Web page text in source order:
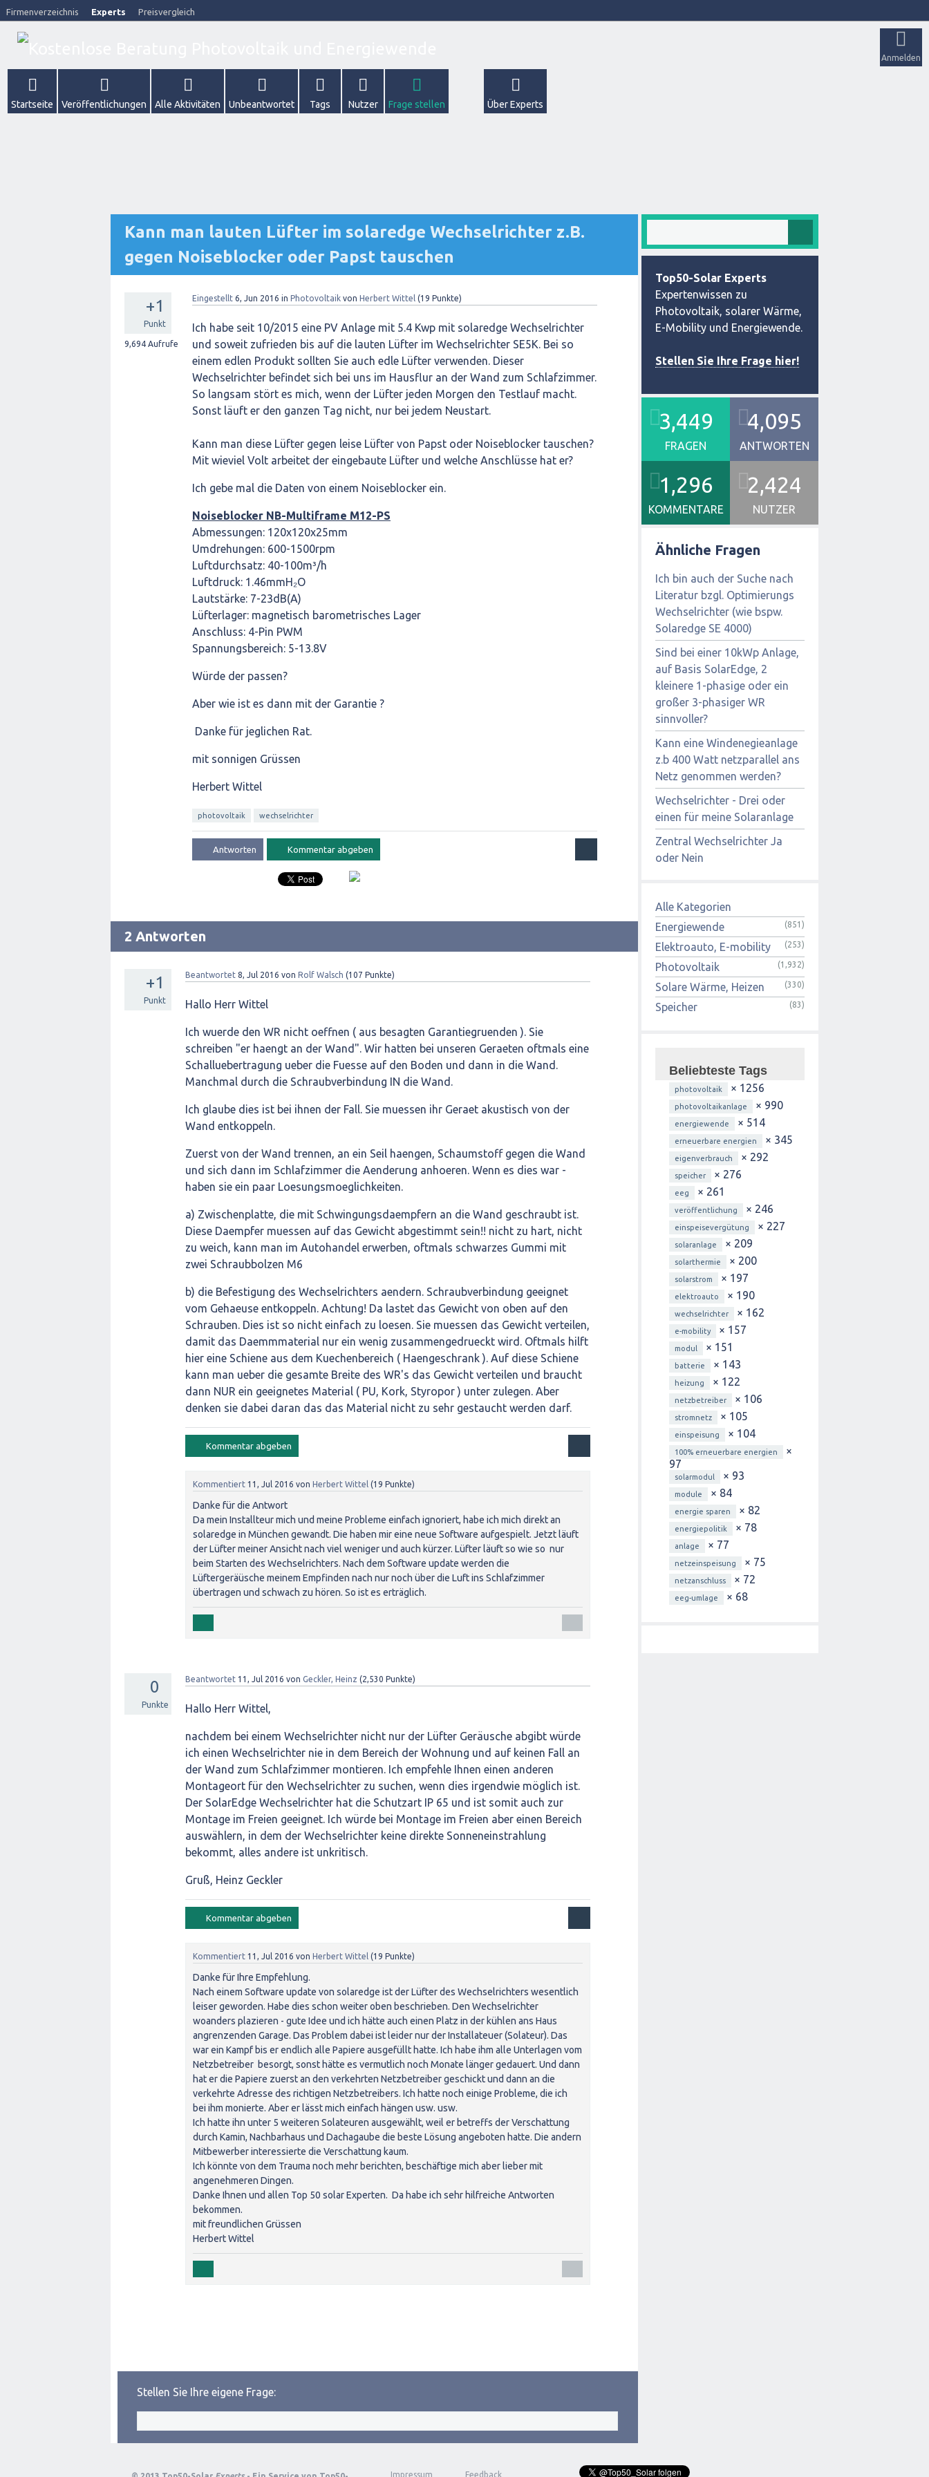
Firmenverzeichnis Experts Preisvergleich
Anmelden
Startseite Veröffentlichungen Alle Aktivitäten Unbeantwortet Tags Nutzer Frage stellen Über Experts
Kann man lauten Lüfter im solaredge Wechselrichter z.B.
gegen Noiseblocker oder Papst tauschen
+1
Punkt
9,694 Aufrufe
Eingestellt 6, Jun 2016 in Photovoltaik von Herbert Wittel (19 Punkte)
Ich habe seit 10/2015 eine PV Anlage mit 5.4 Kwp mit solaredge Wechselrichter
und soweit zufrieden bis auf die lauten Lüfter im Wechselrichter SE5K. Bei so
einem edlen Produkt sollten Sie auch edle Lüfter verwenden. Dieser
Wechselrichter befindet sich bei uns im Hausflur an der Wand zum Schlafzimmer.
So langsam stört es mich, wenn der Lüfter jeden Morgen den Testlauf macht.
Sonst läuft er den ganzen Tag nicht, nur bei jedem Neustart.
Kann man diese Lüfter gegen leise Lüfter von Papst oder Noiseblocker tauschen?
Mit wieviel Volt arbeitet der eingebaute Lüfter und welche Anschlüsse hat er?
Ich gebe mal die Daten von einem Noiseblocker ein.
Noiseblocker NB-Multiframe M12-PS
Abmessungen: 120x120x25mm
Umdrehungen: 600-1500rpm
Luftdurchsatz: 40-100m³/h
Luftdruck: 1.46mmH₂O
Lautstärke: 7-23dB(A)
Lüfterlager: magnetisch barometrisches Lager
Anschluss: 4-Pin PWM
Spannungsbereich: 5-13.8V
Würde der passen?
Aber wie ist es dann mit der Garantie ?
Danke für jeglichen Rat.
mit sonnigen Grüssen
Herbert Wittel
photovoltaik wechselrichter
2 Antworten
+1
Punkt
Beantwortet 8, Jul 2016 von Rolf Walsch (107 Punkte)
Hallo Herr Wittel
Ich wuerde den WR nicht oeffnen ( aus besagten Garantiegruenden ). Sie
schreiben "er haengt an der Wand". Wir hatten bei unseren Geraeten oftmals eine
Schalluebertragung ueber die Fuesse auf den Boden und dann in die Wand.
Manchmal durch die Schraubverbindung IN die Wand.
Ich glaube dies ist bei ihnen der Fall. Sie muessen ihr Geraet akustisch von der
Wand entkoppeln.
Zuerst von der Wand trennen, an ein Seil haengen, Schaumstoff gegen die Wand
und sich dann im Schlafzimmer die Aenderung anhoeren. Wenn es dies war -
haben sie ein paar Loesungsmoeglichkeiten.
a) Zwischenplatte, die mit Schwingungsdaempfern an die Wand geschraubt ist.
Diese Daempfer muessen auf das Gewicht abgestimmt sein!! nicht zu hart, nicht
zu weich, kann man im Autohandel erwerben, oftmals schwarzes Gummi mit
zwei Schraubbolzen M6
b) die Befestigung des Wechselrichters aendern. Schraubverbindung geeignet
vom Gehaeuse entkoppeln. Achtung! Da lastet das Gewicht von oben auf den
Schrauben. Dies ist so nicht einfach zu loesen. Sie muessen das Gewicht verteilen,
damit das Daemmmaterial nur ein wenig zusammengedrueckt wird. Oftmals hilft
hier eine Schiene aus dem Kuechenbereich ( Haengeschrank ). Auf diese Schiene
kann man ueber die gesamte Breite des WR's das Gewicht verteilen und braucht
dann NUR ein geeignetes Material ( PU, Kork, Styropor ) unter zulegen. Aber
denken sie dabei daran das das Material nicht zu sehr gestaucht werden darf.
Kommentiert 11, Jul 2016 von Herbert Wittel (19 Punkte)
Danke für die Antwort
Da mein Installteur mich und meine Probleme einfach ignoriert, habe ich mich direkt an
solaredge in München gewandt. Die haben mir eine neue Software aufgespielt. Jetzt läuft
der Lüfter meiner Ansicht nach viel weniger und auch kürzer. Lüfter läuft so wie so nur
beim Starten des Wechselrichters. Nach dem Software update werden die
Lüftergeräüsche meinem Empfinden nach nur noch über die Luft ins Schlafzimmer
übertragen und schwach zu hören. So ist es erträglich.
0
Punkte
Beantwortet 11, Jul 2016 von Geckler, Heinz (2,530 Punkte)
Hallo Herr Wittel,
nachdem bei einem Wechselrichter nicht nur der Lüfter Geräusche abgibt würde
ich einen Wechselrichter nie in dem Bereich der Wohnung und auf keinen Fall an
der Wand zum Schlafzimmer montieren. Ich empfehle Ihnen einen anderen
Montageort für den Wechselrichter zu suchen, wenn dies irgendwie möglich ist.
Der SolarEdge Wechselrichter hat die Schutzart IP 65 und ist somit auch zur
Montage im Freien geeignet. Ich würde bei Montage im Freien aber einen Bereich
auswählern, in dem der Wechselrichter keine direkte Sonneneinstrahlung
bekommt, alles andere ist unkritisch.
Gruß, Heinz Geckler
Kommentiert 11, Jul 2016 von Herbert Wittel (19 Punkte)
Danke für Ihre Empfehlung.
Nach einem Software update von solaredge ist der Lüfter des Wechselrichters wesentlich
leiser geworden. Habe dies schon weiter oben beschrieben. Den Wechselrichter
woanders plazieren - gute Idee und ich hätte auch einen Platz in der kühlen ans Haus
angrenzenden Garage. Das Problem dabei ist leider nur der Installateuer (Solateur). Das
war ein Kampf bis er endlich alle Papiere ausgefüllt hatte. Ich habe ihm alle Unterlagen vom
Netzbetreiber besorgt, sonst hätte es vermutlich noch Monate länger gedauert. Und dann
hat er die Papiere zuerst an den verkehrten Netzbetreiber geschickt und dann an die
verkehrte Adresse des richtigen Netzbetreibers. Ich hatte noch einige Probleme, die ich
bei ihm monierte. Aber er lässt mich einfach hängen usw. usw.
Ich hatte ihn unter 5 weiteren Solateuren ausgewählt, weil er betreffs der Verschattung
durch Kamin, Nachbarhaus und Dachagaube die beste Lösung angeboten hatte. Die andern
Mitbewerber interessierte die Verschattung kaum.
Ich könnte von dem Trauma noch mehr berichten, beschäftige mich aber lieber mit
angenehmeren Dingen.
Danke Ihnen und allen Top 50 solar Experten. Da habe ich sehr hilfreiche Antworten
bekommen.
mit freundlichen Grüssen
Herbert Wittel
Stellen Sie Ihre eigene Frage:
Top50-Solar Experts
Expertenwissen zu
Photovoltaik, solarer Wärme,
E-Mobility und Energiewende.
Stellen Sie Ihre Frage hier!
3,449
FRAGEN
4,095
ANTWORTEN
1,296
KOMMENTARE
2,424
NUTZER
Ähnliche Fragen
Ich bin auch der Suche nach
Literatur bzgl. Optimierungs
Wechselrichter (wie bspw.
Solaredge SE 4000)
Sind bei einer 10kWp Anlage,
auf Basis SolarEdge, 2
kleinere 1-phasige oder ein
großer 3-phasiger WR
sinnvoller?
Kann eine Windenegieanlage
z.b 400 Watt netzparallel ans
Netz genommen werden?
Wechselrichter - Drei oder
einen für meine Solaranlage
Zentral Wechselrichter Ja
oder Nein
Alle Kategorien
Energiewende
(851)
Elektroauto, E-mobility (253)
Photovoltaik (1,932)
Solare Wärme, Heizen (330)
Speicher (83)
Beliebteste Tags
photovoltaik × 1256
photovoltaikanlage × 990
energiewende × 514
erneuerbare energien × 345
eigenverbrauch × 292
speicher × 276
eeg × 261
veröffentlichung × 246
einspeisevergütung × 227
solaranlage × 209
solarthermie × 200
solarstrom × 197
elektroauto × 190
wechselrichter × 162
e-mobility × 157
modul × 151
batterie × 143
heizung × 122
netzbetreiber × 106
stromnetz × 105
einspeisung × 104
100% erneuerbare energien
×
97
solarmodul × 93
module × 84
energie sparen × 82
energiepolitik × 78
anlage × 77
netzeinspeisung × 75
netzanschluss × 72
eeg-umlage × 68
Impressum Feedback